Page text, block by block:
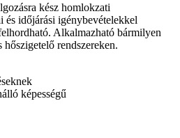
kész homlokzati
időjárási igénybevételekkel
Alkalmazható bármilyen
rendszereken.
képességű